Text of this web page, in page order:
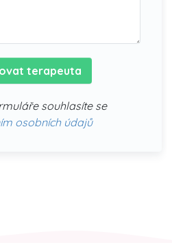
terapeuta
souhlasíte se
osobních údajů